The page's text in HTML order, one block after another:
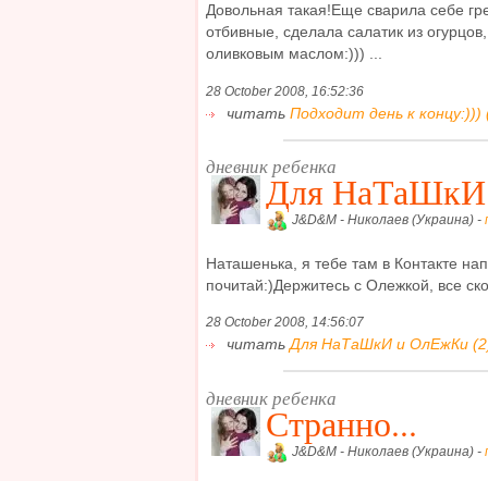
Довольная такая!Еще сварила себе
отбивные, сделала салатик из
оливковым маслом:))) ...
28 October 2008, 16:52:36
читать Подходит день к концу:)))
дневник ребенка
Для
J&D&M - Николаев (Украина) -
Наташенька, я тебе там в Контакте
почитай:)Держитесь с Олежкой, все
28 October 2008, 14:56:07
читать Для НаТаШкИ и ОлЕжКи
дневник ребенка
Странно...
J&D&M - Николаев (Украина) -